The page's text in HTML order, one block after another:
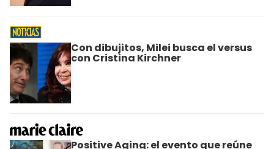
Con dibujitos, Milei busca el versus
con Cristina Kirchner
Positive Aging: el evento que reúne